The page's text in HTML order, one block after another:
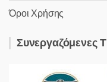
Όροι Χρήσης
Συνεργαζόμενες